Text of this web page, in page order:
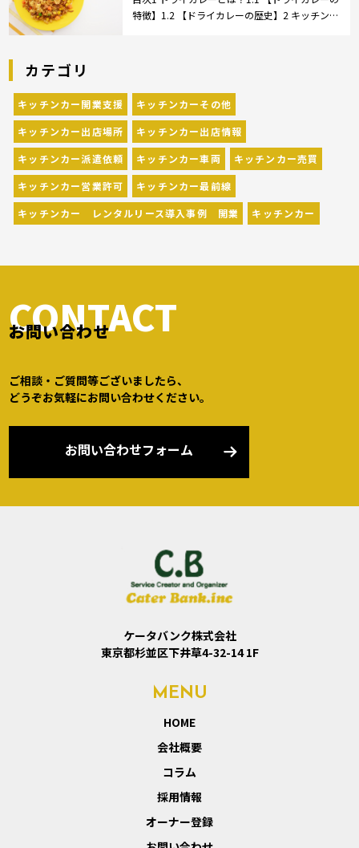
ポイントを解説
特徴】1.2 【ドライカレーの歴史】2 キッチンカ
カテゴリ
キッチンカー開業支援
キッチンカーその他
キッチンカー出店場所
キッチンカー出店情報
キッチンカー派遣依頼
キッチンカー車両
キッチンカー売買
キッチンカー営業許可
キッチンカー最前線
キッチンカー レンタルリース導入事例 開業
キッチンカー
CONTACT
お問い合わせ
ご相談・ご質問等ございましたら、
どうぞお気軽にお問い合わせください。
お問い合わせフォーム
ケータバンク株式会社
東京都杉並区下井草4-32-14 1F
MENU
HOME
会社概要
コラム
採用情報
オーナー登録